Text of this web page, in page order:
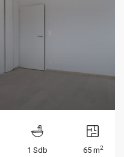
1 Sdb 65 m2